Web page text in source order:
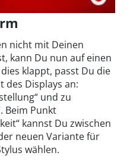
nicht mit Deinen
kann Du nun auf einen
klappt, passt Du die
des Displays an:
und zu
Beim Punkt
kannst Du zwischen
neuen Variante für
wählen.